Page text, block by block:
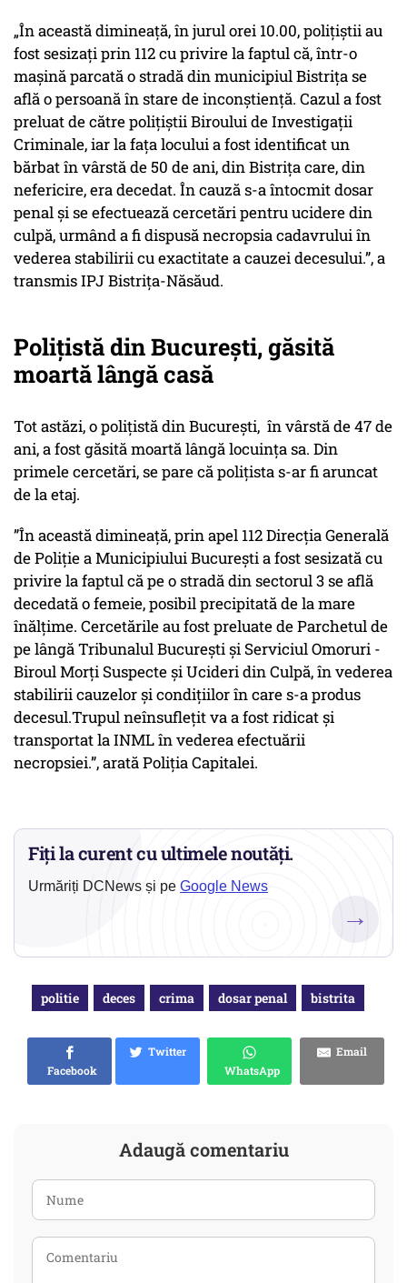
„În această dimineață, în jurul orei 10.00, polițiștii au
fost sesizați prin 112 cu privire la faptul că, într-o
mașină parcată o stradă din municipiul Bistrița se
află o persoană în stare de inconștiență. Cazul a fost
preluat de către polițiștii Biroului de Investigații
Criminale, iar la fața locului a fost identificat un
bărbat în vârstă de 50 de ani, din Bistrița care, din
nefericire, era decedat. În cauză s-a întocmit dosar
penal și se efectuează cercetări pentru ucidere din
culpă, urmând a fi dispusă necropsia cadavrului în
vederea stabilirii cu exactitate a cauzei decesului.”, a
transmis IPJ Bistrița-Năsăud.
Polițistă din București, găsită
moartă lângă casă
Tot astăzi, o polițistă din București, în vârstă de 47 de
ani, a fost găsită moartă lângă locuința sa. Din
primele cercetări, se pare că polițista s-ar fi aruncat
de la etaj.
”În această dimineață, prin apel 112 Direcția Generală
de Poliţie a Municipiului București a fost sesizată cu
privire la faptul că pe o stradă din sectorul 3 se află
decedată o femeie, posibil precipitată de la mare
înălțime. Cercetările au fost preluate de Parchetul de
pe lângă Tribunalul București și Serviciul Omoruri -
Biroul Morți Suspecte și Ucideri din Culpă, în vederea
stabilirii cauzelor și condițiilor în care s-a produs
decesul.Trupul neînsuflețit va a fost ridicat și
transportat la INML în vederea efectuării
necropsiei.”, arată Poliția Capitalei.
Fiți la curent cu ultimele noutăți.
Urmăriți DCNews și pe Google News
→
politie deces crima dosar penal bistrita
Facebook
Twitter
WhatsApp
Email
Adaugă comentariu